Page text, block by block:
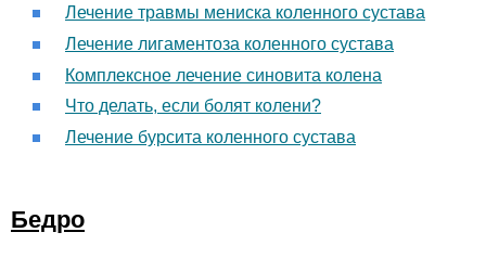
Лечение травмы мениска коленного сустава
Лечение лигаментоза коленного сустава
Комплексное лечение синовита колена
Что делать, если болят колени?
Лечение бурсита коленного сустава
Бедро